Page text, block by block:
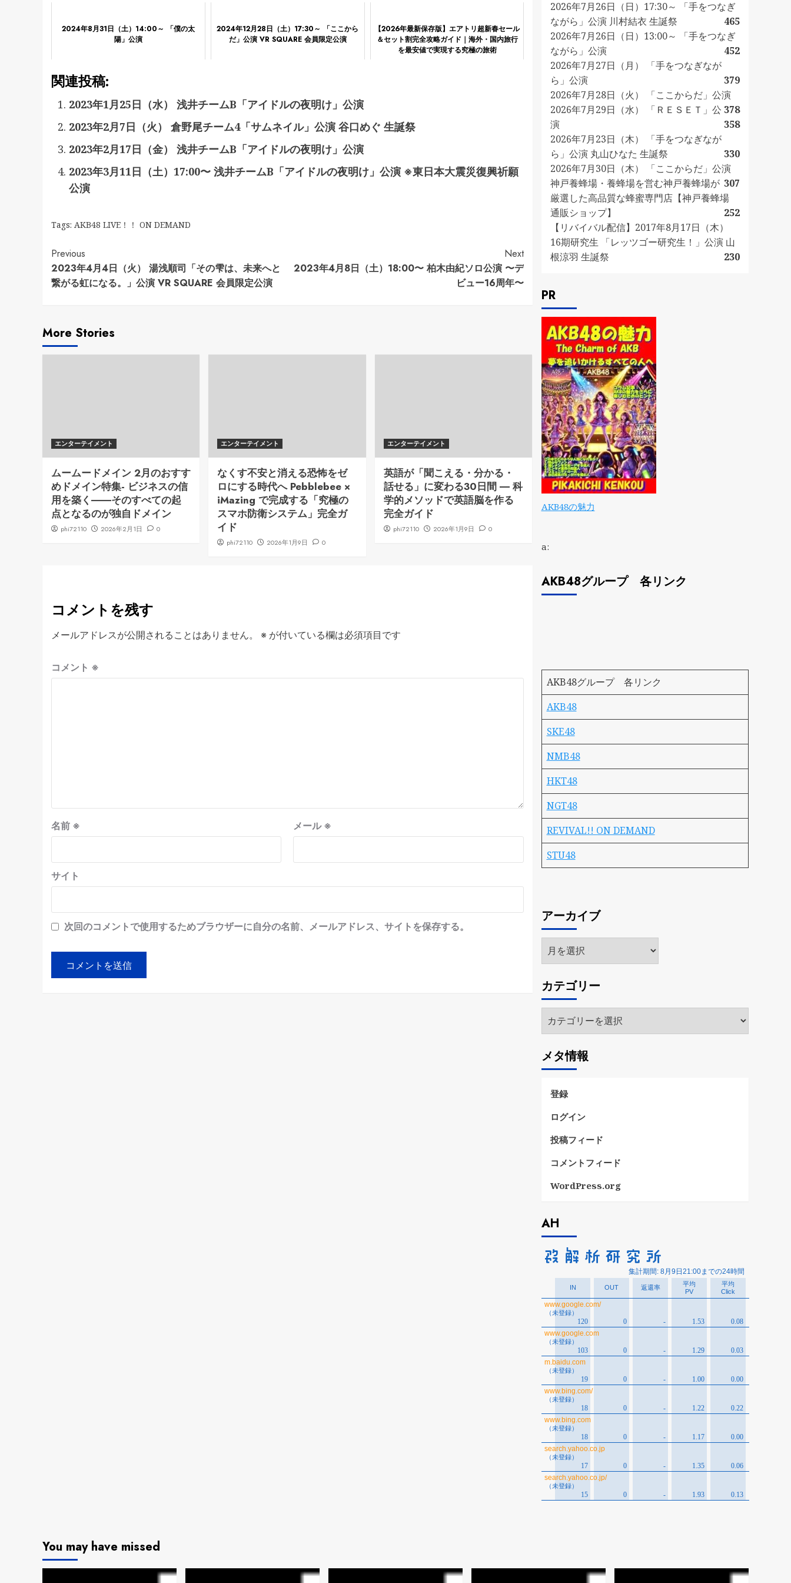
2024年8月31日（土）14:00～ 「僕の太
陽」公演
2024年12月28日（土）17:30～ 「ここから
だ」公演 VR SQUARE 会員限定公演
【2026年最新保存版】エアトリ超新春セール
＆セット割完全攻略ガイド｜海外・国内旅行
を最安値で実現する究極の旅術
関連投稿:
2023年1月25日（水） 浅井チームB「アイドルの夜明け」公演
2023年2月7日（火） 倉野尾チーム4「サムネイル」公演 谷口めぐ 生誕祭
2023年2月17日（金） 浅井チームB「アイドルの夜明け」公演
2023年3月11日（土）17:00〜 浅井チームB「アイドルの夜明け」公演 ※東日本大震災復興祈願
公演
Tags: AKB48 LIVE！！ ON DEMAND
Continue
Reading
Previous
2023年4月4日（火） 湯浅順司「その雫は、未来へと
繋がる虹になる。」公演 VR SQUARE 会員限定公演
Next
2023年4月8日（土）18:00〜 柏木由紀ソロ公演 〜デ
ビュー16周年〜
More Stories
エンターテイメント
ムームードメイン 2月のおすす
めドメイン特集- ビジネスの信
用を築く――そのすべての起
点となるのが独自ドメイン
phi72110 2026年2月1日 0
エンターテイメント
なくす不安と消える恐怖をゼ
ロにする時代へ Pebblebee ×
iMazing で完成する「究極の
スマホ防衛システム」完全ガ
イド
phi72110 2026年1月9日 0
エンターテイメント
英語が「聞こえる・分かる・
話せる」に変わる30日間 ― 科
学的メソッドで英語脳を作る
完全ガイド
phi72110 2026年1月9日 0
コメントを残す
メールアドレスが公開されることはありません。 ※ が付いている欄は必須項目です
コメント ※
名前 ※ メール※
サイト
次回のコメントで使用するためブラウザーに自分の名前、メールアドレス、サイトを保存する。
2026年7月26日（日）17:30～ 「手をつなぎ
ながら」公演 川村結衣 生誕祭
465
2026年7月26日（日）13:00～ 「手をつなぎ
ながら」公演
452
2026年7月27日（月） 「手をつなぎなが
ら」公演
379
2026年7月28日（火） 「ここからだ」公演
378
2026年7月29日（水） 「ＲＥＳＥＴ」公
演
358
2026年7月23日（木） 「手をつなぎなが
ら」公演 丸山ひなた 生誕祭
330
2026年7月30日（木） 「ここからだ」公演
307
神戸養蜂場・養蜂場を営む神戸養蜂場が
厳選した高品質な蜂蜜専門店【神戸養蜂場
通販ショップ】
252
【リバイバル配信】2017年8月17日（木）
16期研究生 「レッツゴー研究生！」公演 山
根涼羽 生誕祭
230
PR
AKB48の魅力
a:
AKB48グループ 各リンク
AKB48グループ 各リンク
AKB48
SKE48
NMB48
HKT48
NGT48
REVIVAL!! ON DEMAND
STU48
アーカイブ
ア
ー
イ
ブ
カテゴリー
テ
リ
ー
メタ情報
登録
ログイン
投稿フィード
コメントフィード
WordPress.org
AH
You may have missed